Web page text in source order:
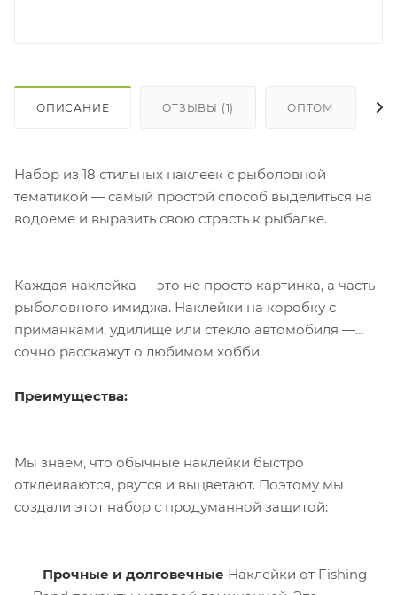
ОПИСАНИЕ ОТЗЫВЫ (1) ОПТОМ
Набор из 18 стильных наклеек с рыболовной
тематикой — самый простой способ выделиться на
водоеме и выразить свою страсть к рыбалке.
Каждая наклейка — это не просто картинка, а часть
рыболовного имиджа. Наклейки на коробку с
приманками, удилище или стекло автомобиля —
сочно расскажут о любимом хобби.
Преимущества:
Мы знаем, что обычные наклейки быстро
отклеиваются, рвутся и выцветают. Поэтому мы
создали этот набор с продуманной защитой:
- Прочные и долговечные Наклейки от Fishing